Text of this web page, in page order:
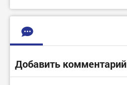
Добавить комментарий